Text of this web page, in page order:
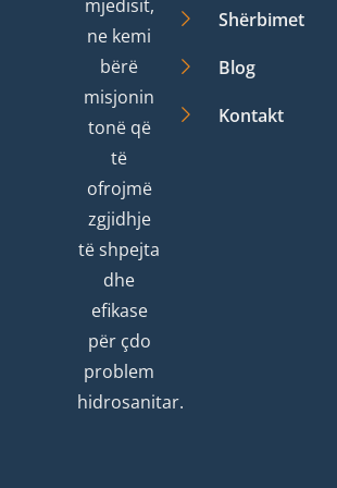
mjedisit,
ne kemi
bërë
misjonin
tonë që
të
ofrojmë
zgjidhje
të shpejta
dhe
efikase
për çdo
problem
hidrosanitar.
Shërbimet
Blog
Kontakt